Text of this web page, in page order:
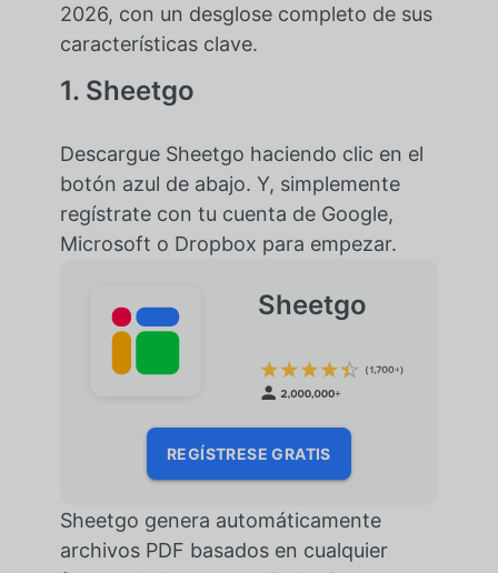
2026, con un desglose completo de sus
características clave.
1. Sheetgo
Descargue Sheetgo haciendo clic en el
botón azul de abajo. Y, simplemente
regístrate con tu cuenta de Google,
Microsoft o Dropbox para empezar.
Sheetgo
REGÍSTRESE GRATIS
Sheetgo genera automáticamente
archivos PDF basados en cualquier